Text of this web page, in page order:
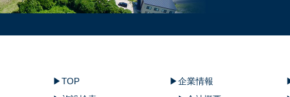
TOP
企業情報